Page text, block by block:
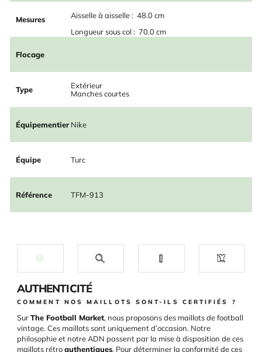
Mesures
Aisselle à aisselle : 48.0 cm
Longueur sous col : 70.0 cm
Flocage
Type
Extérieur
Manches courtes
Équipementier Nike
Équipe Turc
Référence TFM-913
AUTHENTICITÉ
COMMENT NOS MAILLOTS SONT-ILS CERTIFIÉS ?
SurThe Football Market, nous proposons des maillots de football
vintage. Ces maillots sont uniquement d’occasion. Notre
philosophie et notre ADN passent par la mise à disposition de ces
maillots rétroauthentiques. Pour déterminer la conformité de ces